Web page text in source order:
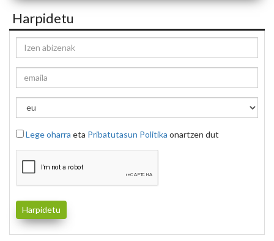
Harpidetu
Lege oharra eta Pribatutasun Politika onartzen dut